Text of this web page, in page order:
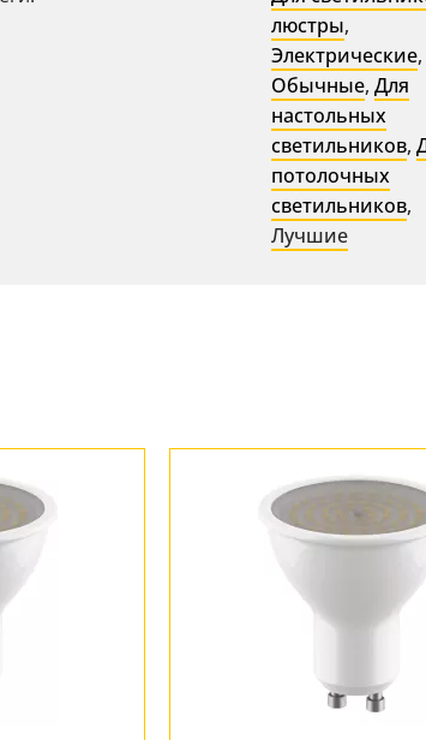
люстры,
Электрические,
Обычные, Для
настольных
светильников,
потолочных
светильников,
Лучшие